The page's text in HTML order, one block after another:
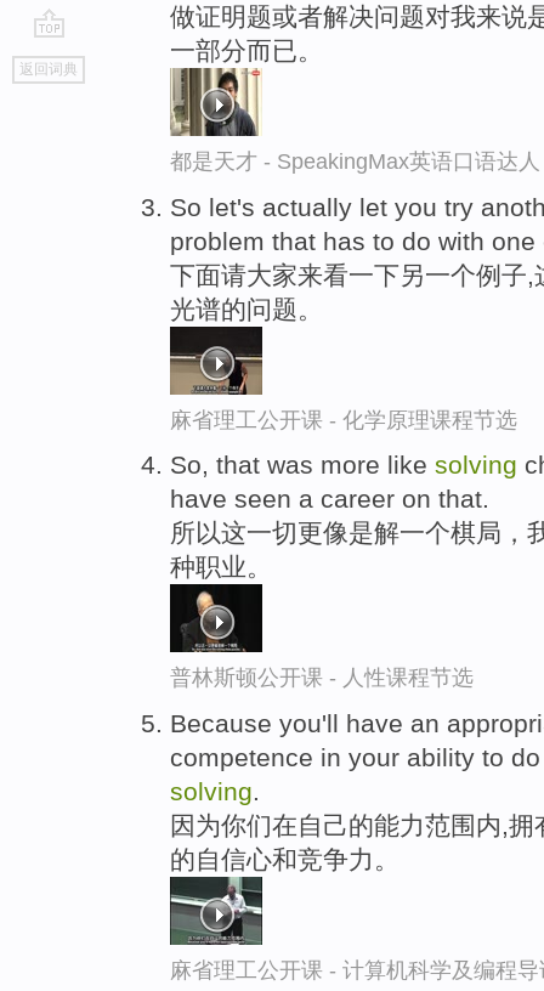
go
top
返回词典
做证明题或者解决问题对我来说
一部分而已。
都是天才 - SpeakingMax英语口语达人
So let's actually let you try
problem that has to do with
下面请大家来看一下另一个例子
光谱的问题。
麻省理工公开课 - 化学原理课程节选
So, that was more like solving
have seen a career on that.
所以这一切更像是解一个棋局，
种职业。
普林斯顿公开课 - 人性课程节选
Because you'll have an
competence in your ability to
solving.
因为你们在自己的能力范围内,
的自信心和竞争力。
麻省理工公开课 - 计算机科学及编程